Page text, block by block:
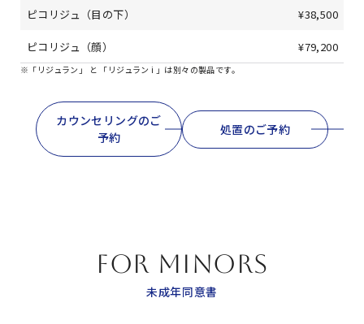
ピコリジュ（目の下） ¥38,500
ピコリジュ（顔） ¥79,200
※「リジュラン」 と 「リジュラン i 」は別々の製品です。
カウンセリングのご
予約
処置のご予約
FOR MINORS
未成年同意書